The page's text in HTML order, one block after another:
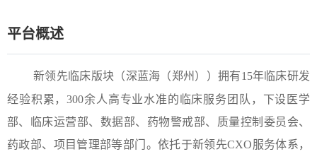
平台概述
新领先临床版块（深蓝海（郑州） ）拥有15年临床研发
经验积累，300余人高专业水准的临床服务团队，下设医学
部、临床运营部、数据部、药物警戒部、质量控制委员会、
药政部、项目管理部等部门。依托于新领先CXO服务体系，